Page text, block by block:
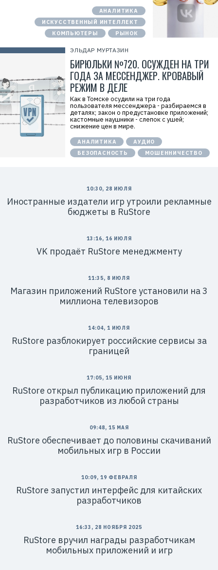
АНАЛИТИКА
ИСКУССТВЕННЫЙ ИНТЕЛЛЕКТ
КОМПЬЮТЕРЫ
РЫНОК
ЭЛЬДАР МУРТАЗИН
БИРЮЛЬКИ №720. ОСУЖДЕН НА ТРИ
ГОДА ЗА МЕССЕНДЖЕР. КРОВАВЫЙ
РЕЖИМ В ДЕЛЕ
Как в Томске осудили на три года
пользователя мессенджера - разбираемся в
деталях; закон о предустановке приложений;
кастомные наушники - слепок с ушей;
снижение цен в мире.
АНАЛИТИКА
АУДИО
БЕЗОПАСНОСТЬ
МОШЕННИЧЕСТВО
10:30, 28 ИЮЛЯ
Иностранные издатели игр утроили рекламные
бюджеты в RuStore
13:16, 16 ИЮЛЯ
VK продаёт RuStore менеджменту
11:35, 8 ИЮЛЯ
Магазин приложений RuStore установили на 3
миллиона телевизоров
14:04, 1 ИЮЛЯ
RuStore разблокирует российские сервисы за
границей
17:05, 15 ИЮНЯ
RuStore открыл публикацию приложений для
разработчиков из любой страны
09:48, 15 МАЯ
RuStore обеспечивает до половины скачиваний
мобильных игр в России
10:09, 19 ФЕВРАЛЯ
RuStore запустил интерфейс для китайских
разработчиков
16:33, 28 НОЯБРЯ 2025
RuStore вручил награды разработчикам
мобильных приложений и игр